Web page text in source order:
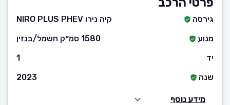
גירסה
קיה נירו NIRO PLUS PHEV
מנוע
1580 סמ״ק חשמל/בנזין
יד
1
שנה
2023
מידע נוסף